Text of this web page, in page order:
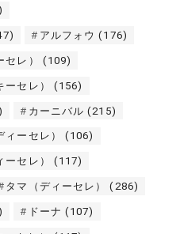
アルフォウ (176)
レ） (109)
ーセレ） (156)
カーニバル (215)
ィーセレ） (106)
ーセレ） (117)
タマ（ディーセレ） (286)
ドーナ (107)